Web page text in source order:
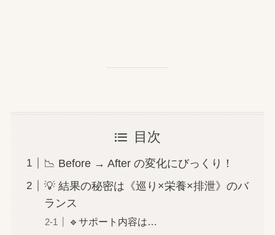
目次
📉 Before → After の変化にびっくり！
💡 結果の秘密は《巡り×栄養×排泄》のバ
ランス
🔹サポート内容は…